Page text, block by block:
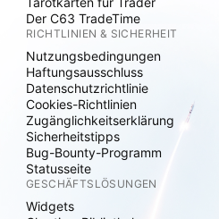
Der C63 TradeTime
RICHTLINIEN & SICHERHEIT
Nutzungsbedingungen
Haftungsausschluss
Datenschutzrichtlinie
Cookies-Richtlinien
Zugänglichkeitserklärung
Sicherheitstipps
Bug-Bounty-Programm
Statusseite
GESCHÄFTSLÖSUNGEN
Widgets